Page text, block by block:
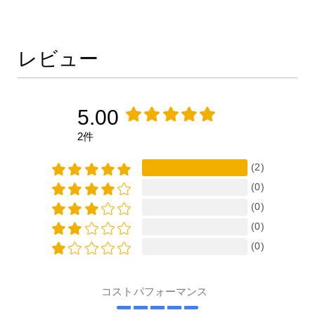
レビュー
5.00
2件
(2)
(0)
(0)
(0)
(0)
コストパフォーマンス